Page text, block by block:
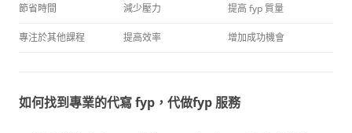
節省時間 減少壓力 提高 fyp 質量
專注於其他課程 提高效率 增加成功機會
如何找到專業的代寫 fyp，代做fyp 服務